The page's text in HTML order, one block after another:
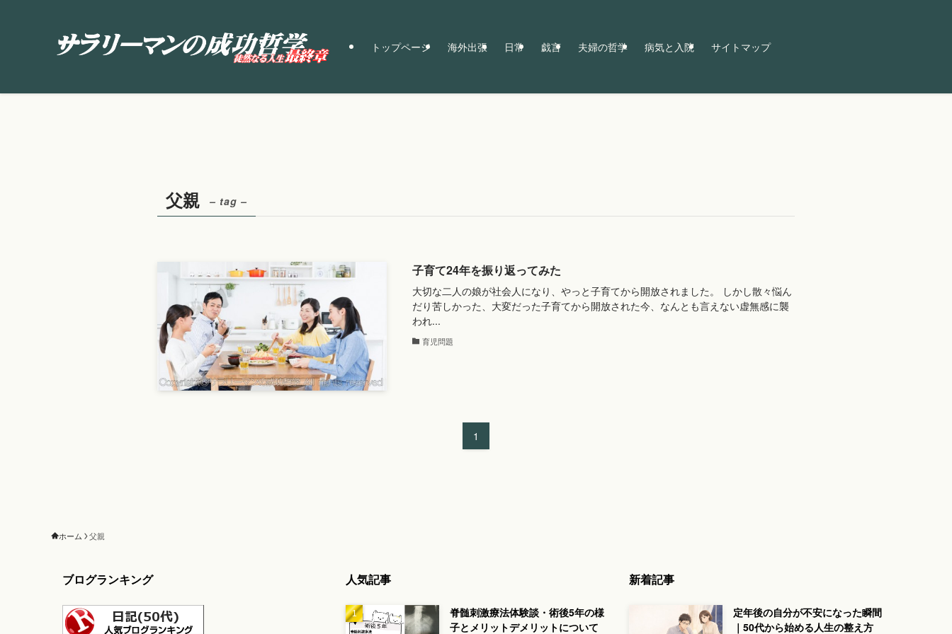
トップページ 海外出張 日常 戯言 夫婦の哲学 病気と入院 サイトマップ
父親 – tag –
子育て24年を振り返ってみた
大切な二人の娘が社会人になり、やっと子育てから開放されました。 しかし散々悩ん
だり苦しかった、大変だった子育てから開放された今、なんとも言えない虚無感に襲
われ...
育児問題
1
ホーム 父親
ブログランキング 人気記事
脊髄刺激療法体験談・術後5年の様
子とメリットデメリットについて
新着記事
定年後の自分が不安になった瞬間
｜50代から始める人生の整え方